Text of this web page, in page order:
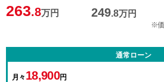
263.8万円 249.8万円
※
通常ローン
月々 18,900円